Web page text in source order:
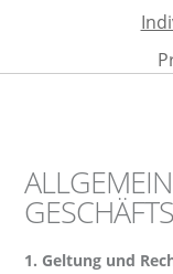
1. Geltung und